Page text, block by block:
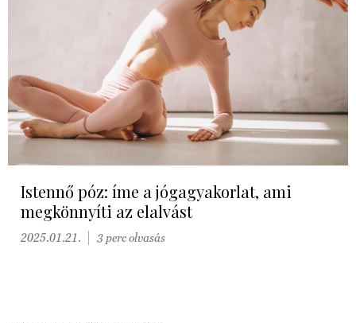
Istennő póz: íme a jógagyakorlat, ami
megkönnyíti az elalvást
2025.01.21. 3 perc olvasás